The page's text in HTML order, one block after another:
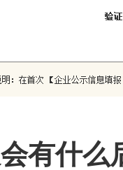
会有什么